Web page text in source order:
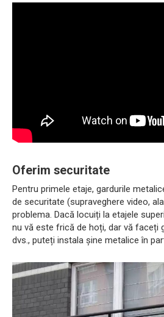
Oferim securitate
Pentru primele etaje, gardurile
de securitate (supraveghere video,
problema. Dacă locuiți la etajele
nu vă este frică de hoți, dar vă faceți
dvs., puteți instala șine metalice în